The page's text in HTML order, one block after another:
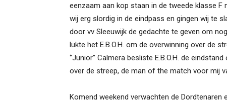
eenzaam aan kop staan in de tweede klasse F
wij erg slordig in de eindpass en gingen wij te
door vv Sleeuwijk de gedachte te geven om
lukte het E.B.O.H. om de overwinning over de
‘’Junior’’ Calmera besliste E.B.O.H. de
over de streep, de man of the match voor mij
Komend weekend verwachten de Dordtenaren